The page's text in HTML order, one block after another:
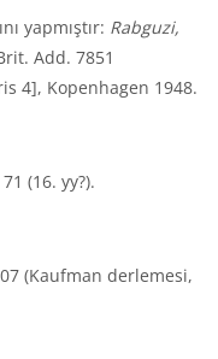
yapmıştır: Rabguzi,
Add. 7851
4], Kopenhagen 1948.
(16. yy?).
(Kaufman derlemesi,